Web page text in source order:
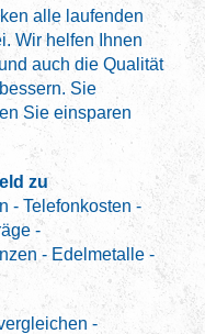
alle laufenden
Wir helfen Ihnen
auch die Qualität
Sie
Sie einsparen
zu
- Telefonkosten -
-
- Edelmetalle -
-